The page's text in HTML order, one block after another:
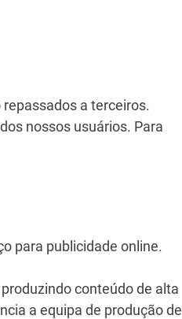
a terceiros.
nossos usuários. Para
para publicidade online.
conteúdo de alta
a equipa de produção de